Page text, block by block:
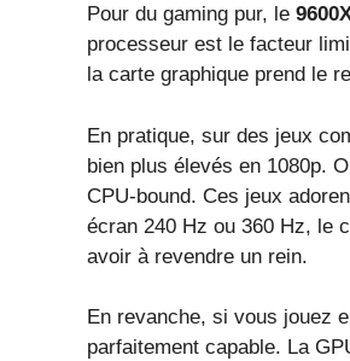
Pour du gaming pur, le
processeur est le facteur
la carte graphique prend le
En pratique, sur des jeux
bien plus élevés en 1080p.
CPU-bound. Ces jeux
écran 240 Hz ou 360 Hz, le
avoir à revendre un rein.
En revanche, si vous jouez
parfaitement capable. La